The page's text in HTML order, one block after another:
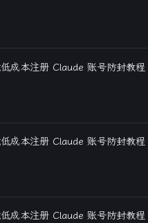
成本注册 Claude 账号防封教程
成本注册 Claude 账号防封教程
成本注册 Claude 账号防封教程